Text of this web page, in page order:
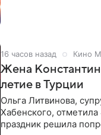
16 часов назад Кино
Жена
летие в Турции
Ольга Литвинова,
Хабенского,
праздник решила